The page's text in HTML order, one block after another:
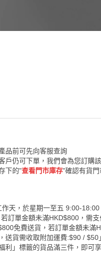
品前可先向客服查詢
戶仍可下單，我們會為您訂購
下的"查看門市庫存"確認有貨門
天，於星期一至五 9:00-
訂單金額未滿HKD$800，需
免費送貨，若訂單金額未
送貨需收取附加運費:$90 /
利」標籤的貨品滿三件，即可